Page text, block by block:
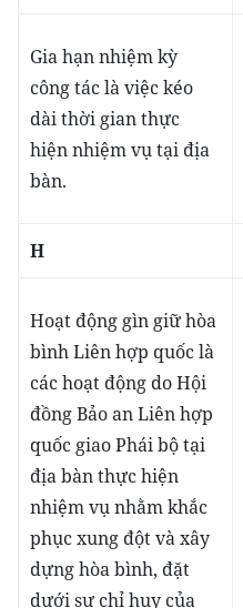
Gia hạn nhiệm kỳ
công tác là việc kéo
dài thời gian thực
hiện nhiệm vụ tại địa
bàn.
H
Hoạt động gìn giữ hòa
bình Liên hợp quốc là
các hoạt động do Hội
đồng Bảo an Liên hợp
quốc giao Phái bộ tại
địa bàn thực hiện
nhiệm vụ nhằm khắc
phục xung đột và xây
dựng hòa bình, đặt
dưới sự chỉ huy của